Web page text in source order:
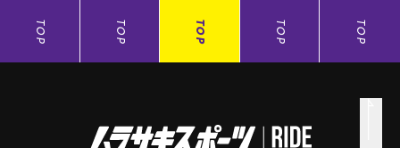
TOP TOP TOP TOP TOP